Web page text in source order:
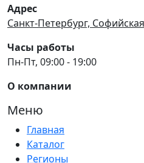
Адрес
Санкт-Петербург,
Часы работы
Пн-Пт, 09:00 - 19:00
О компании
Меню
Главная
Каталог
Регионы